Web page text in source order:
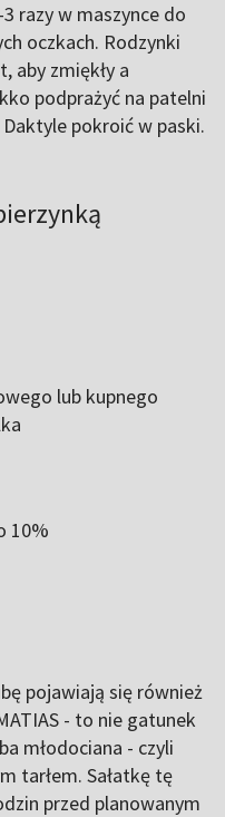
razy w maszynce do
oczkach. Rodzynki
aby zmiękły a
podprażyć na patelni
pokroić w paski.
lub kupnego
10%
pojawiają się również
- to nie gatunek
młodociana - czyli
tarłem. Sałatkę tę
przed planowanym